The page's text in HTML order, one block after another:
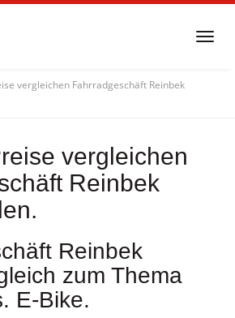
vergleichen Fahrradgeschäft Reinbek
vergleichen
Reinbek
Reinbek
zum Thema
E-Bike.